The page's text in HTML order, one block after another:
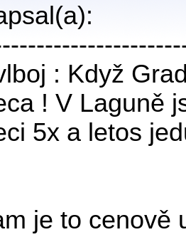
: Když
! V Laguně
5x a letos
je to cenově